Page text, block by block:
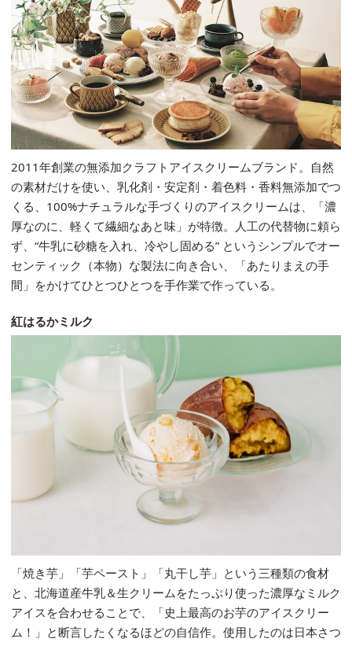
2011年創業の無添加クラフトアイスクリームブランド。自然
の素材だけを使い、乳化剤・安定剤・着色料・香料無添加でつ
くる、100%ナチュラルな手づくりのアイスクリームは、「濃
厚なのに、軽くて繊細なあと味」が特徴。人工の代替物に頼ら
ず、“牛乳に砂糖を入れ、冷やし固める” というシンプルでオー
センティック（本物）な製法に向き合い、「あたりまえの手
間」をかけてひとつひとつを手作業で作っている。
紅はるかミルク
「焼き芋」「芋ペースト」「丸干し芋」という三種類の食材
と、北海道産牛乳＆生クリームをたっぷり使った濃厚なミルク
アイスを合わせることで、「史上最高のお芋のアイスクリー
ム！」と断言したくなるほどの自信作。使用したのは日本さつ